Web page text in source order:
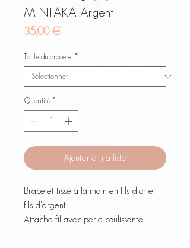
MINTAKA Argent
35,00 €Prix
Taille du bracelet *
Quantité *
Ajouter à ma liste
Bracelet tissé à la main en fils d'or et
fils d'argent.
Attache fil avec perle coulissante.